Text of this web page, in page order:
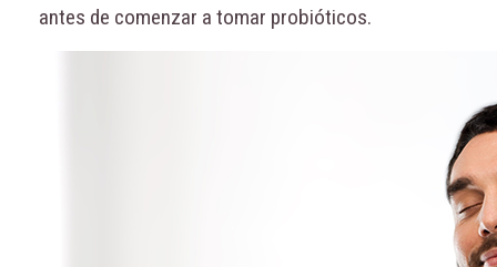
antes de comenzar a tomar probióticos.